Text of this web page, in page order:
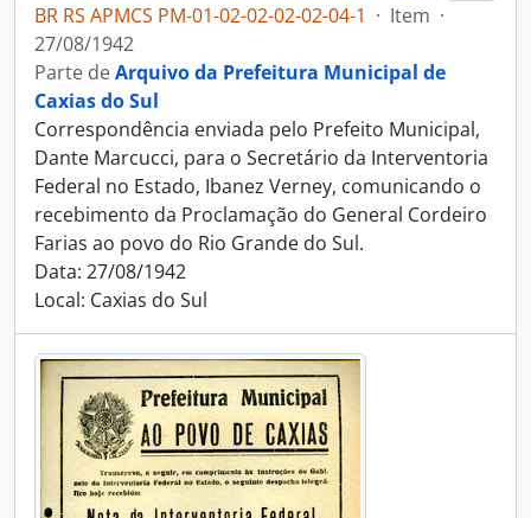
BR RS APMCS PM-01-02-02-02-02-04-1 · Item ·
27/08/1942
Parte deArquivo da Prefeitura Municipal de
Caxias do Sul
Correspondência enviada pelo Prefeito Municipal,
Dante Marcucci, para o Secretário da Interventoria
Federal no Estado, Ibanez Verney, comunicando o
recebimento da Proclamação do General Cordeiro
Farias ao povo do Rio Grande do Sul.
Data: 27/08/1942
Local: Caxias do Sul